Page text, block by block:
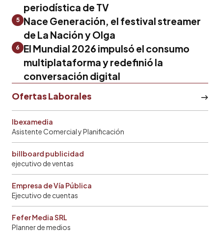
periodística de TV
5
Nace Generación, el festival streamer
de La Nación y Olga
6
El Mundial 2026 impulsó el consumo
multiplataforma y redefinió la
conversación digital
Ofertas Laborales
Ibexamedia
Asistente Comercial y Planificación
billboard publicidad
ejecutivo de ventas
Empresa de Vía Pública
Ejecutivo de cuentas
Fefer Media SRL
Planner de medios